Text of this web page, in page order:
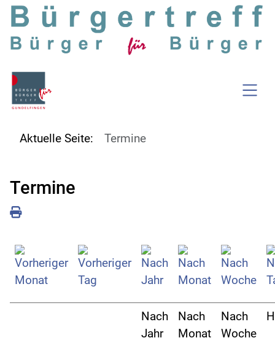
SKIP TO MAIN CONTENT
Aktuelle Seite: Termine
Termine
Nach
Jahr
Nach
Monat
Nach
Woche